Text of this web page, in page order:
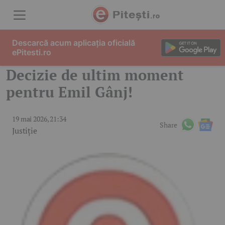
Decizie de ultim moment
pentru Emil Gânj!
19 mai 2026, 21:34
Justiție
Share
Descarcă acum aplicația oficială
ePitesti.ro